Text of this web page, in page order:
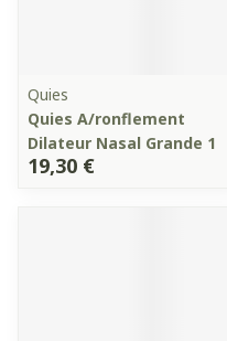
Quies
Quies A/ronflement
Dilateur Nasal Grande 1
19,30 €